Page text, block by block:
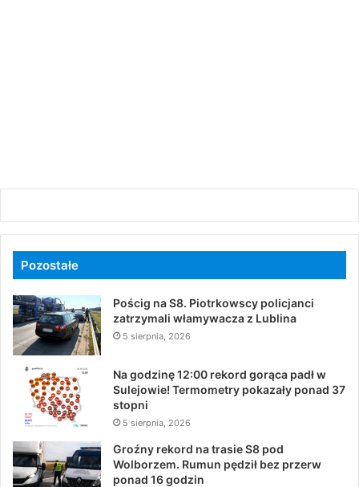
Pozostałe
Pościg na S8. Piotrkowscy policjanci
zatrzymali włamywacza z Lublina
5 sierpnia, 2026
Na godzinę 12:00 rekord gorąca padł w
Sulejowie! Termometry pokazały ponad 37
stopni
5 sierpnia, 2026
Groźny rekord na trasie S8 pod
Wolborzem. Rumun pędził bez przerw
ponad 16 godzin